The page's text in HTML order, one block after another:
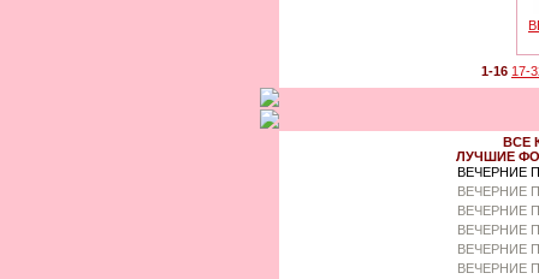
1-16 17-
ВСЕ
ЛУЧШИЕ
ВЕЧЕРНИЕ
ВЕЧЕРНИЕ
ВЕЧЕРНИЕ
ВЕЧЕРНИЕ
ВЕЧЕРНИЕ
ВЕЧЕРНИЕ